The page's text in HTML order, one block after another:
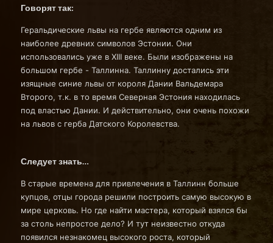
Говорят так:
Геральдические львы на гербе являются одним из
наиболее древних символов Эстонии. Они
использовались уже в XIII веке. Были изображены на
большом гербе - Таллинна. Таллинну достались эти
изящные синие львы от короля Дании Вальдемара
Второго, т.к. в то время Северная Эстония находилась
под властью Дании. И действительно, они очень похожи
на львов с герба Датского Королевства.
Следует знать…
В старые времена для привлечения в Таллинн больше
купцов, отцы города решили построить самую высокую в
мире церковь. Но где найти мастера, который взялся бы
за столь непростое дело? И тут неизвестно откуда
появился незнакомец высокого роста, который